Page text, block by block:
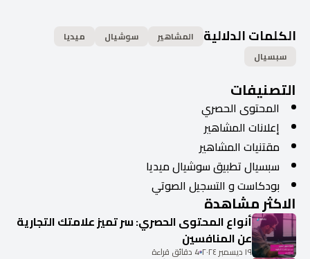
الكلمات الدلالية المشاهير سوشيال
ميديا
سبسيال
التصنيفات
المحتوى الحصري
إعلانات المشاهير
مقتنيات المشاهير
سبسيال تطبيق سوشيال ميديا
بودكاست و التسجيل الصوتي
الاكثر مشاهدة
أنواع المحتوى الحصري: سر تميز علامتك التجارية
عن المنافسين
١٩ ديسمبر ٢٠٢٤ 4 دقائق قراءة